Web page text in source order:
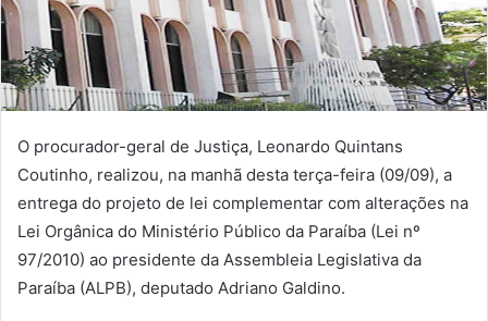
e
u
m
e
-
m
a
O procurador-geral de Justiça, Leonardo Quintans
Coutinho, realizou, na manhã desta terça-feira (09/09), a
entrega do projeto de lei complementar com alterações na
Lei Orgânica do Ministério Público da Paraíba (Lei nº
97/2010) ao presidente da Assembleia Legislativa da
Paraíba (ALPB), deputado Adriano Galdino.